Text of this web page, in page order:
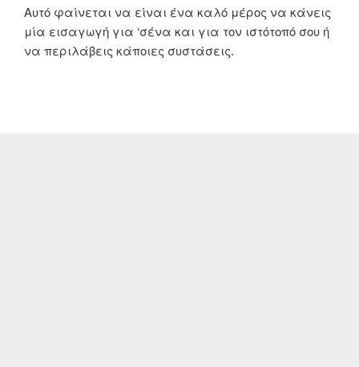
Αυτό φαίνεται να είναι ένα καλό μέρος να κάνεις
μία εισαγωγή για ‘σένα και για τον ιστότοπό σου ή
να περιλάβεις κάποιες συστάσεις.